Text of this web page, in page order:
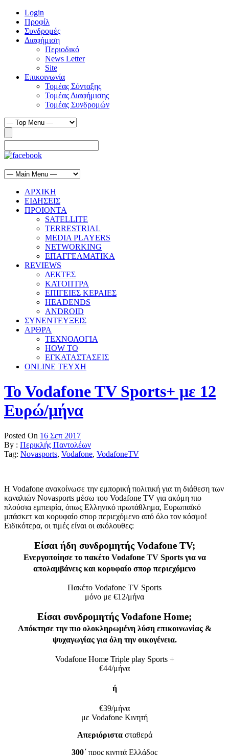
Login
Προφίλ
Συνδρομές
Διαφήμιση
Περιοδικό
News Letter
Site
Επικοινωνία
Τομέας Σύνταξης
Τομέας Διαφήμισης
Τομέας Συνδρομών
ΑΡΧΙΚΗ
ΕΙΔΗΣΕΙΣ
ΠΡΟΙΟΝΤΑ
SATELLITE
TERRESTRIAL
MEDIA PLAYERS
NETWORKING
ΕΠΑΓΓΕΛΜΑΤΙΚΑ
REVIEWS
ΔΕΚΤΕΣ
ΚΑΤΟΠΤΡΑ
ΕΠΙΓΕΙΕΣ ΚΕΡΑΙΕΣ
HEADENDS
ANDROID
ΣΥΝΕΝΤΕΥΞΕΙΣ
ΑΡΘΡΑ
ΤΕΧΝΟΛΟΓΙΑ
HOW TO
ΕΓΚΑΤΑΣΤΑΣΕΙΣ
ONLINE TEYXH
To Vodafone TV Sports+ με 12
Ευρώ/μήνα
Posted On 16 Σεπ 2017
By : Περικλής Παντολέων
Tag: Novasports, Vodafone, VodafoneTV
Η Vodafone ανακοίνωσε την εμπορική πολιτική για τη διάθεση των
καναλιών Novasports μέσω του Vodafone TV για ακόμη πιο
πλούσια εμπειρία, όπως Ελληνικό πρωτάθλημα, Ευρωπαϊκό
μπάσκετ και κορυφαίο σπορ περιεχόμενο από όλο τον κόσμο!
Ειδικότερα, οι τιμές είναι οι ακόλουθες:
Είσαι ήδη συνδρομητής Vodafone TV;
Ενεργοποίησε το πακέτο Vodafone TV Sports για να
απολαμβάνεις και κορυφαίο σπορ περιεχόμενο
Πακέτο Vodafone TV Sports
μόνο με €12/μήνα
Είσαι συνδρομητής Vodafone Home;
Απόκτησε την πιο ολοκληρωμένη λύση επικοινωνίας &
ψυχαγωγίας για όλη την οικογένεια.
Vodafone Home Triple play Sports +
€44/μήνα
ή
€39/μήνα
με Vodafone Κινητή
Απεριόριστασταθερά
300΄ προς κινητά Ελλάδος